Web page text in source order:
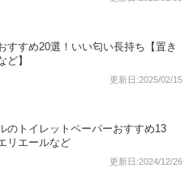
すすめ20選！いい匂い長持ち【置き
ど】
更新日:2025/02/15
のトイレットペーパーおすすめ13
リエールなど
更新日:2024/12/26